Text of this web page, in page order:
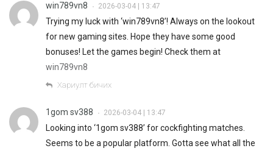
win789vn8 • 2026-03-04 | 13:47
Trying my luck with ‘win789vn8’! Always on the lookout
for new gaming sites. Hope they have some good
bonuses! Let the games begin! Check them at
win789vn8
Хариулт бичих
1gom sv388 • 2026-03-04 | 13:47
Looking into ‘1gom sv388’ for cockfighting matches.
Seems to be a popular platform. Gotta see what all the